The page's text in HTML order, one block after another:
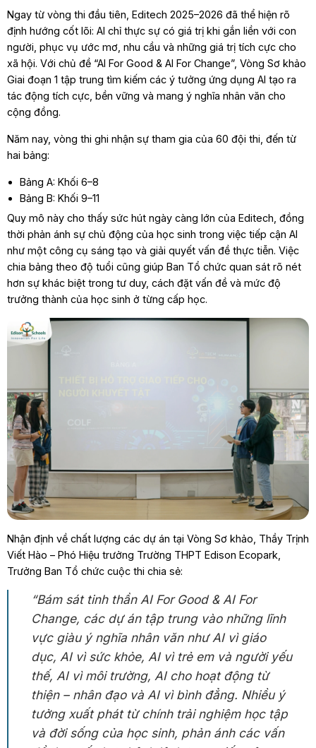
Ngay từ vòng thi đầu tiên, Editech 2025–2026 đã thể hiện rõ
định hướng cốt lõi: AI chỉ thực sự có giá trị khi gắn liền với con
người, phục vụ ước mơ, nhu cầu và những giá trị tích cực cho
xã hội. Với chủ đề “AI For Good & AI For Change”, Vòng Sơ khảo
Giai đoạn 1 tập trung tìm kiếm các ý tưởng ứng dụng AI tạo ra
tác động tích cực, bền vững và mang ý nghĩa nhân văn cho
cộng đồng.
Năm nay, vòng thi ghi nhận sự tham gia của 60 đội thi, đến từ
hai bảng:
Bảng A: Khối 6–8
Bảng B: Khối 9–11
Quy mô này cho thấy sức hút ngày càng lớn của Editech, đồng
thời phản ánh sự chủ động của học sinh trong việc tiếp cận AI
như một công cụ sáng tạo và giải quyết vấn đề thực tiễn. Việc
chia bảng theo độ tuổi cũng giúp Ban Tổ chức quan sát rõ nét
hơn sự khác biệt trong tư duy, cách đặt vấn đề và mức độ
trưởng thành của học sinh ở từng cấp học.
Nhận định về chất lượng các dự án tại Vòng Sơ khảo, Thầy Trịnh
Viết Hào – Phó Hiệu trưởng Trường THPT Edison Ecopark,
Trưởng Ban Tổ chức cuộc thi chia sẻ:
“Bám sát tinh thần AI For Good & AI For
Change, các dự án tập trung vào những lĩnh
vực giàu ý nghĩa nhân văn như AI vì giáo
dục, AI vì sức khỏe, AI vì trẻ em và người yếu
thế, AI vì môi trường, AI cho hoạt động từ
thiện – nhân đạo và AI vì bình đẳng. Nhiều ý
tưởng xuất phát từ chính trải nghiệm học tập
và đời sống của học sinh, phản ánh các vấn